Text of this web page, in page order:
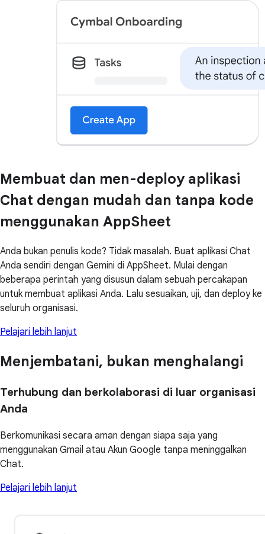
Membuat dan men-deploy aplikasi
Chat dengan mudah dan tanpa kode
menggunakan AppSheet
Anda bukan penulis kode? Tidak masalah. Buat aplikasi Chat
Anda sendiri dengan Gemini di AppSheet. Mulai dengan
beberapa perintah yang disusun dalam sebuah percakapan
untuk membuat aplikasi Anda. Lalu sesuaikan, uji, dan deploy ke
seluruh organisasi.
Pelajari lebih lanjut
Menjembatani, bukan menghalangi
Terhubung dan berkolaborasi di luar organisasi
Anda
Berkomunikasi secara aman dengan siapa saja yang
menggunakan Gmail atau Akun Google tanpa meninggalkan
Chat.
Pelajari lebih lanjut